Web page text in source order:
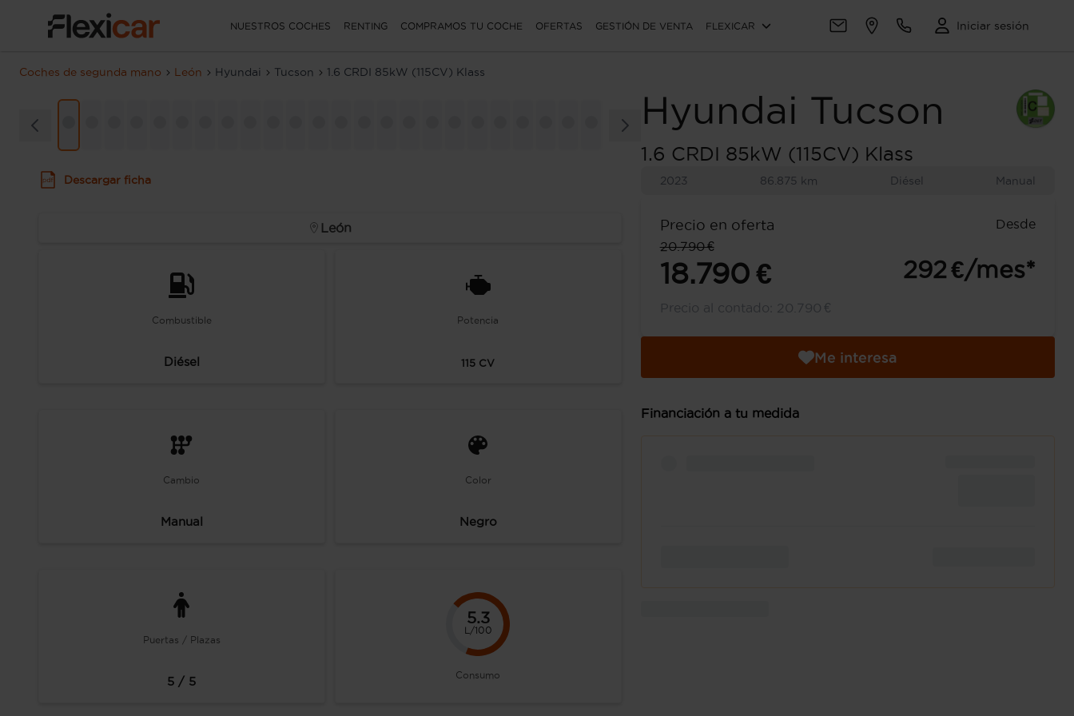
NUESTROS COCHES RENTING COMPRAMOS TU COCHE OFERTAS GESTIÓN DE VENTA FLEXICAR Iniciar sesión
Coches de segunda mano León Hyundai Tucson 1.6 CRDI 85kW (115CV) Klass
Hyundai Tucson
1.6 CRDI 85kW (115CV) Klass
2023 86.875 km Diésel Manual
Precio en oferta
Desde
20.790 €
18.790 € 292 €/mes*
Precio al contado: 20.790 €
Me interesa
Financiación a tu medida
Descargar ficha
León
Combustible
Diésel
Potencia
115 CV
Cambio
Manual
Color
Negro
Puertas / Plazas
5 / 5
5.3
L/100
Consumo